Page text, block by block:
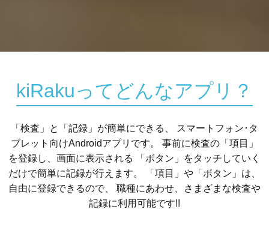
kiRakuってどんなアプリ？
「検査」と「記録」が簡単にできる、
スマートフォン･タ
ブレット向けAndroidアプリです。
事前に検査の「項目」
を登録し、画面に表示される
「ボタン」をタッチしていく
だけで簡単に記録が行えます。
「項目」や「ボタン」は、
自由に登録できるので、
職種にあわせ、さまざまな検査や
記録に利用可能です!!